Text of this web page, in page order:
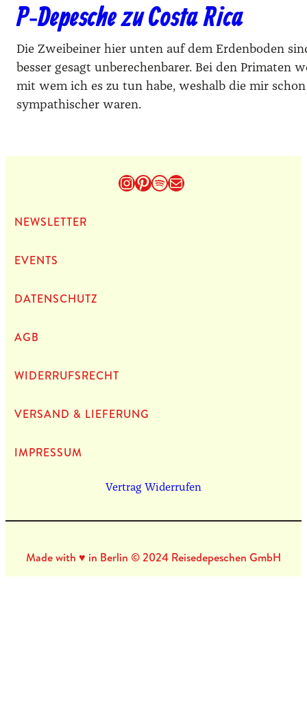
P‑Depesche zu Costa Rica
Die Zweibeiner hier unten auf dem Erdenboden
besser gesagt unberechenbarer. Bei den Primaten
mit wem ich es zu tun habe, weshalb die mir
sympathischer waren.
Instagram
Pinterest
Spotify
E-Mail
NEWS­LET­TER
EVENTS
DATEN­SCHUTZ
AGB
WIDERRUFSRECHT
VERSAND & LIEFERUNG
IMPRES­SUM
Vertrag Widerrufen
Made with ♥ in Berlin © 2024 Reisedepeschen GmbH